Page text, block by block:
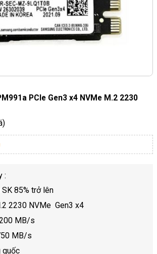
PCIe Gen3 x4 NVMe M.2 2230
:
85% trở lên
2230 NVMe Gen3 x4
MB/s
MB/s
quốc